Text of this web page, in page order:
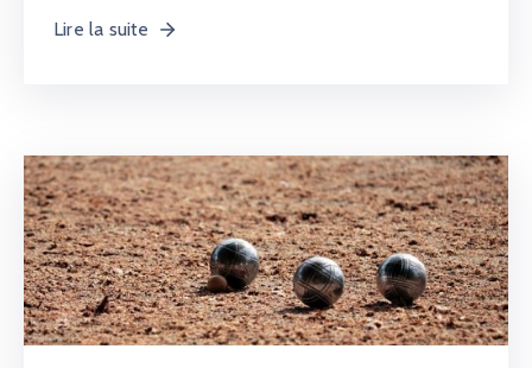
Lire la suite